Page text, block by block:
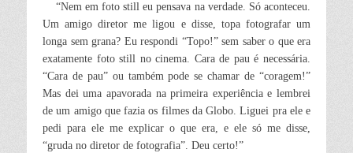
“Nem em foto still eu pensava na verdade. Só aconteceu.
Um amigo diretor me ligou e disse, topa fotografar um
longa sem grana? Eu respondi “Topo!” sem saber o que era
exatamente foto still no cinema. Cara de pau é necessária.
“Cara de pau” ou também pode se chamar de “coragem!”
Mas dei uma apavorada na primeira experiência e lembrei
de um amigo que fazia os filmes da Globo. Liguei pra ele e
pedi para ele me explicar o que era, e ele só me disse,
“gruda no diretor de fotografia”. Deu certo!”